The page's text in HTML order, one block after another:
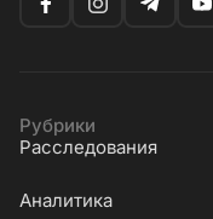
Рубрики
Расследования
Аналитика